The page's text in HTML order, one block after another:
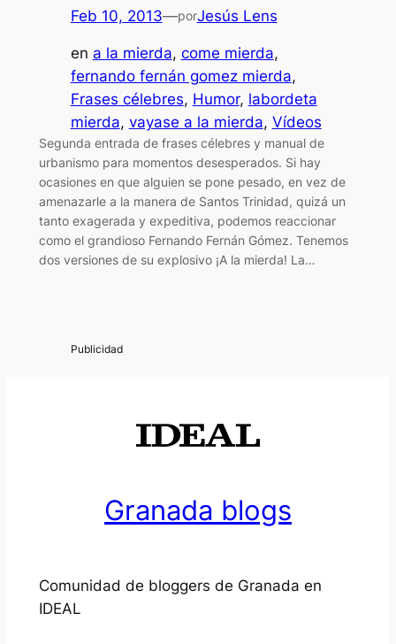
Feb 10, 2013—porJesús Lens
en a la mierda, come mierda
fernando fernán gomez mierda
Frases célebres, Humor, labordeta
mierda, vayase a la mierda, Vídeos
Segunda entrada de frases célebres y manual de
urbanismo para momentos desesperados. Si hay
ocasiones en que alguien se pone pesado, en vez de
amenazarle a la manera de Santos Trinidad, quizá un
tanto exagerada y expeditiva, podemos reaccionar
como el grandioso Fernando Fernán Gómez. Tenemos
dos versiones de su explosivo ¡A la mierda! La…
Granada blogs
Comunidad de bloggers de Granada en
IDEAL